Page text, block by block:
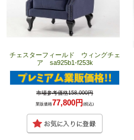
チェスターフィールド ウィングチェ
ア sa925b1-f253k
市場参考価格158,000円
業販価格77,800円(税込)